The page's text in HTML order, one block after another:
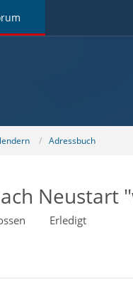
Adressbuch
Neustart
Erledigt